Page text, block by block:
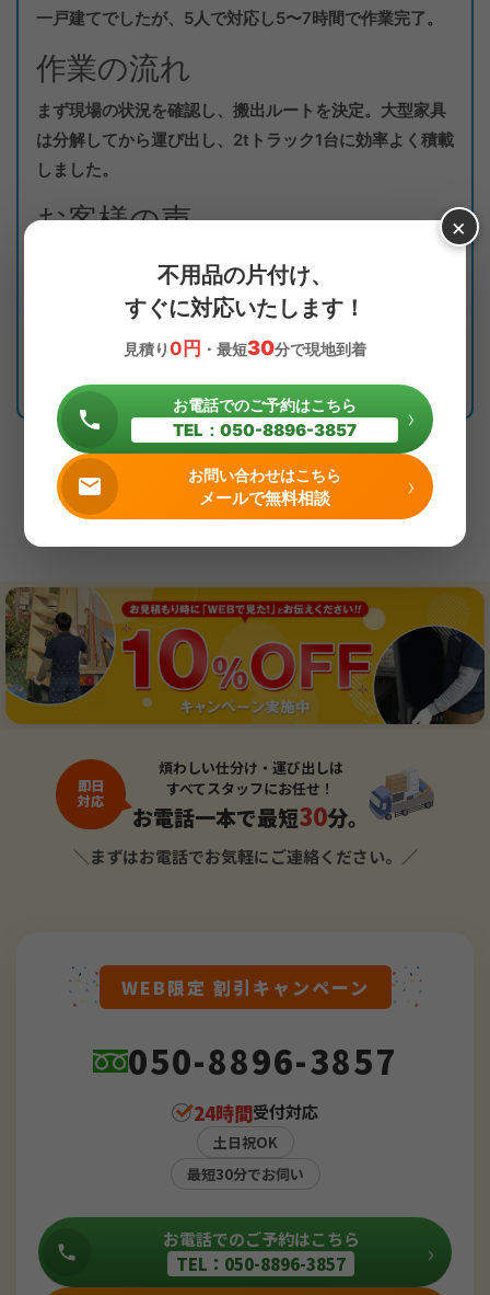
一戸建てでしたが、5人で対応し5〜7時間で作業完了。
作業の流れ
まず現場の状況を確認し、搬出ルートを決定。大型家具
は分解してから運び出し、2tトラック1台に効率よく積載
しました。
お客様の声
「こんなに手際よくやってもらえるとは。もっと早く相
談すれば良かったです。」
岐阜県で不用品の処分をお考えなら、キラキらっきー岐
実績事例一覧へ戻る
即日
対応
煩わしい仕分け・運び出しは
すべてスタッフにお任せ！
お電話一本で最短30分。
＼まずはお電話でお気軽にご連絡ください。／
WEB限定 割引キャンペーン
050-8896-3857
24時間受付対応
土日祝OK
最短30分でお伺い
お電話でのご予約はこちら
TEL：050-8896-3857
›
×
不用品の片付け、
すぐに対応いたします！
見積り 0円 ・最短30分で現地到着
お電話でのご予約はこちら
TEL：050-8896-3857 ›
お問い合わせはこちら
メールで無料相談 ›